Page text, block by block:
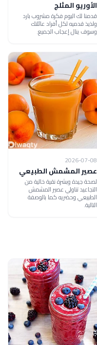
الأوريو المثلج
قدمنا لك اليوم فكرة مشروب بارد
ولذيذ قدميه لكل أفراد عائلتك
وسوف ينال إعجاب الجميع.
2026-07-08
عصير المشمش الطبيعي
لصحة جيدة وبشرة نقية خالية من
التجاعيد تناولي عصير المشمش
الطبيعي وحضريه كما بالوصفة
التالية.